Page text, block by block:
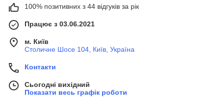
100% позитивних з 44 відгуків за рік
Працює з 03.06.2021
м. Київ
Столичне Шосе 104, Київ, Україна
Контакти
Сьогодні вихідний
Показати весь графік роботи